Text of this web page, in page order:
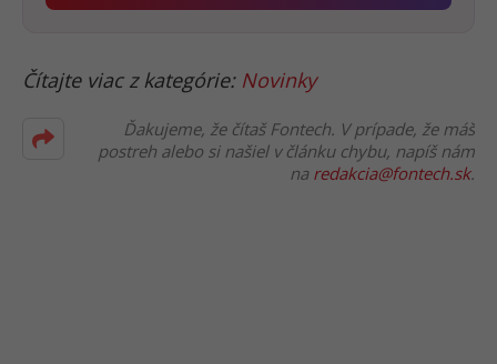
Čítajte viac z kategórie: Novinky
Ďakujeme, že čítaš Fontech. V prípade, že máš
postreh alebo si našiel v článku chybu, napíš nám
na redakcia@fontech.sk.